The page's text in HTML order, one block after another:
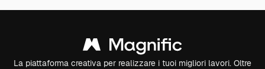
La piattaforma creativa per realizzare i tuoi migliori lavori. Oltre